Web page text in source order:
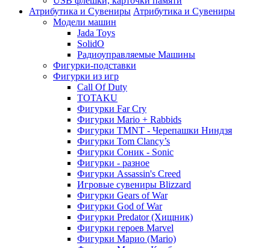
Атрибутика и Сувениры Атрибутика и Сувениры
Модели машин
Jada Toys
SolidO
Радиоуправляемые Машины
Фигурки-подставки
Фигурки из игр
Call Of Duty
TOTAKU
Фигурки Far Cry
Фигурки Mario + Rabbids
Фигурки TMNT - Черепашки Ниндзя
Фигурки Tom Clancy’s
Фигурки Соник - Sonic
Фигурки - разное
Фигурки Assassin's Creed
Игровые сувениры Blizzard
Фигурки Gears of War
Фигурки God of War
Фигурки Predator (Хищник)
Фигурки героев Marvel
Фигурки Марио (Mario)